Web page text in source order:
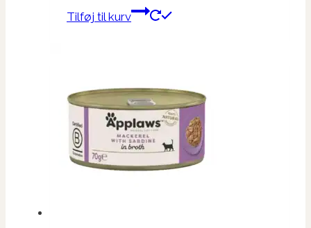
oprindeligeaktuelle
Tilføj til kurv